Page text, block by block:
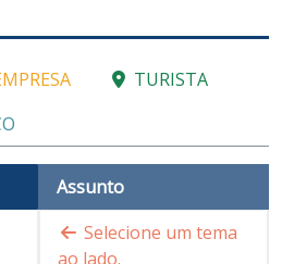
TURISTA
Assunto
Selecione um tema
ao lado.